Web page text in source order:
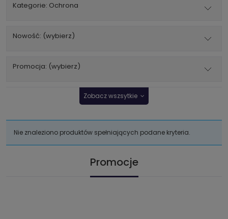
Kategorie: Ochrona
Nowość: (wybierz)
Promocja: (wybierz)
Zobacz wszsytkie
Nie znaleziono produktów spełniających podane kryteria.
Promocje